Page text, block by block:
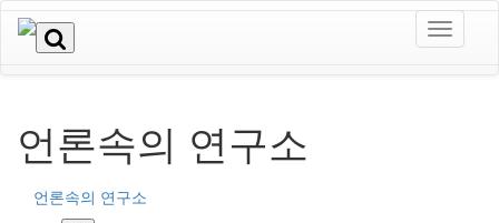
언론속의 연구소
언론속의 연구소